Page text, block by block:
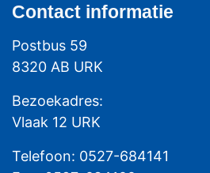
Contact informatie
Postbus 59
8320 AB URK
Bezoekadres:
Vlaak 12 URK
Telefoon: 0527-684141